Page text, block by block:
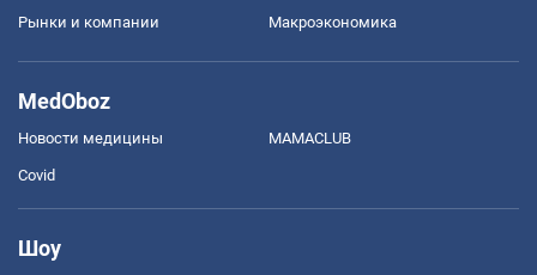
Рынки и компании Mакроэкономика
MedOboz
Новости медицины MAMACLUB
Covid
Шоу